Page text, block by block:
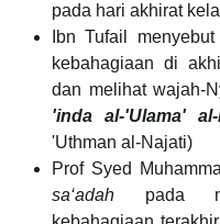
pada hari akhirat
Ibn Tufail
kebahagiaan di
dan melihat wajah-
'inda al-'Ulama' al-
'Uthman al-Najati)
Prof Syed
sa‘adah pada